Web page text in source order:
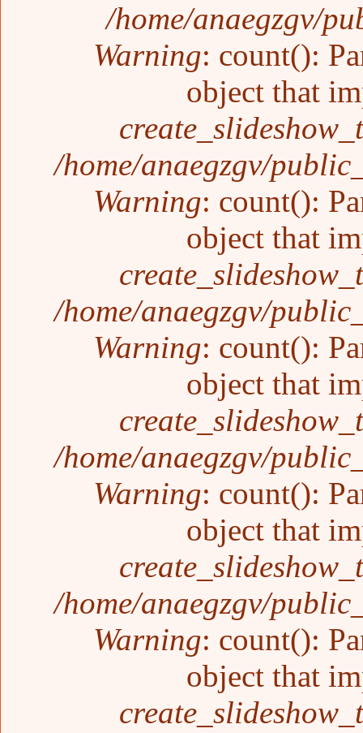
/home/anaegzgv/
Warning: count():
object that
/home/anaegzgv/
Warning: count():
object that
/home/anaegzgv/
Warning: count():
object that
/home/anaegzgv/
Warning: count():
object that
/home/anaegzgv/
Warning: count():
object that